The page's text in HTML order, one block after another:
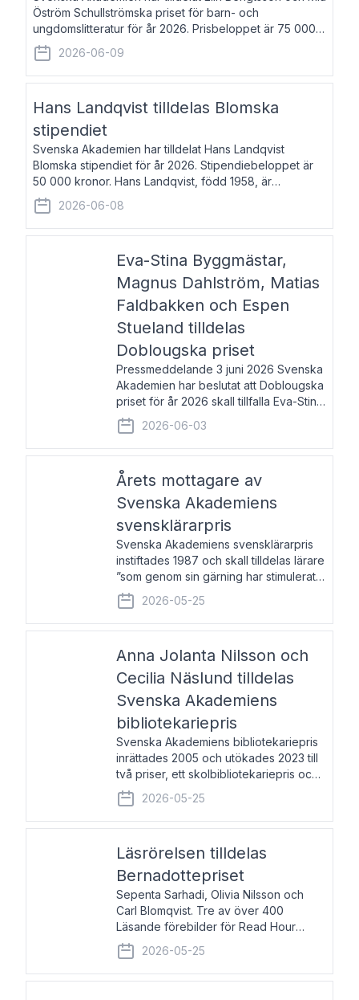
Öström Schullströmska priset för barn- och
ungdomslitteratur för år 2026. Prisbeloppet är 75 000
kronor vardera. Elin Bengtsson, född 1987, är författare
och forskare i genusvetenskap.
2026-06-09
Hans Landqvist tilldelas Blomska
stipendiet
Svenska Akademien har tilldelat Hans Landqvist
Blomska stipendiet för år 2026. Stipendiebeloppet är
50 000 kronor. Hans Landqvist, född 1958, är
professor i svenska vid Göteborgs universitet. Han
disputerade år 2000 på avhandlingen Författn
2026-06-08
Eva-Stina Byggmästar,
Magnus Dahlström, Matias
Faldbakken och Espen
Stueland tilldelas
Doblougska priset
Pressmeddelande 3 juni 2026 Svenska
Akademien har beslutat att Doblougska
priset för år 2026 skall tillfalla Eva-Stina
Byggmästar, Magnus Dahlström, Matias
Faldbakken samt Espen Stueland.
Prisbeloppet är 200 000 svenska
2026-06-03
Årets mottagare av
Svenska Akademiens
svensklärarpris
Svenska Akademiens svensklärarpris
instiftades 1987 och skall tilldelas lärare
”som genom sin gärning har stimulerat
intresset hos unga människor för
svenska språket och litteraturen”.
Prisutdelning och samtal med
2026-05-25
Anna Jolanta Nilsson och
Cecilia Näslund tilldelas
Svenska Akademiens
bibliotekariepris
Svenska Akademiens bibliotekariepris
inrättades 2005 och utökades 2023 till
två priser, ett skolbibliotekariepris och
ett folkbibliotekariepris. Priserna skall
tilldelas bibliotekarier vid svenska folk-
och skolbibliotek som gjort värdefull
2026-05-25
Läsrörelsen tilldelas
Bernadottepriset
Sepenta Sarhadi, Olivia Nilsson och
Carl Blomqvist. Tre av över 400
Läsande förebilder för Read Hour
Sverige. Foto: Michael Wall. Den ideella
föreningen Läsrörelsen tilldelas
Bernadottepriset 2026 för att den
2026-05-25